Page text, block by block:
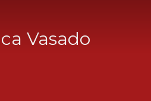
Vasado